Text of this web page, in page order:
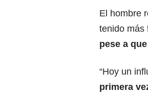
El hombre
tenido más
pese a
“Hoy un
primera